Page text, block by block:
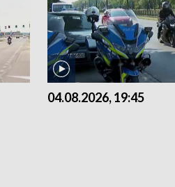
04.08.2026, 19:45